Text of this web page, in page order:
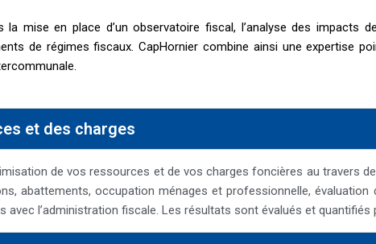
mise en place d’un observatoire fiscal, l’analyse des impacts
de régimes fiscaux. CapHornier combine ainsi une expertise
et des charges
de vos ressources et de vos charges foncières au travers
abattements, occupation ménages et professionnelle, évaluation
avec l’administration fiscale. Les résultats sont évalués et